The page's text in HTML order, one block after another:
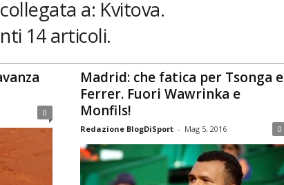
a: Kvitova.
14 articoli.
0
Madrid: che fatica per Tsonga e
Ferrer. Fuori Wawrinka e
Monfils!
Redazione BlogDiSport - Mag 5, 2016 0